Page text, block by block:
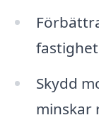
Skydd
minskar